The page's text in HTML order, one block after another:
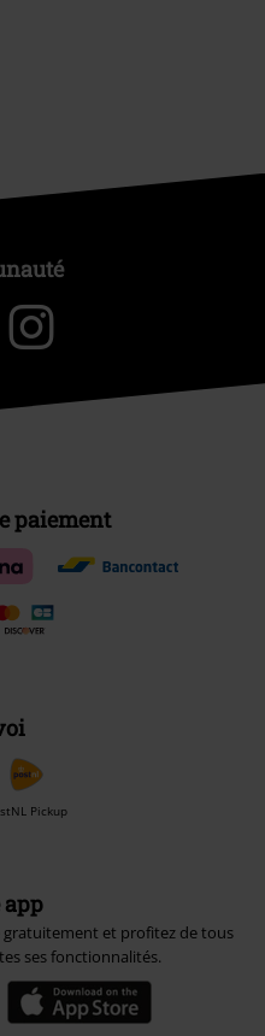
paiement
Pickup
gratuitement et profitez de tous
ses fonctionnalités.